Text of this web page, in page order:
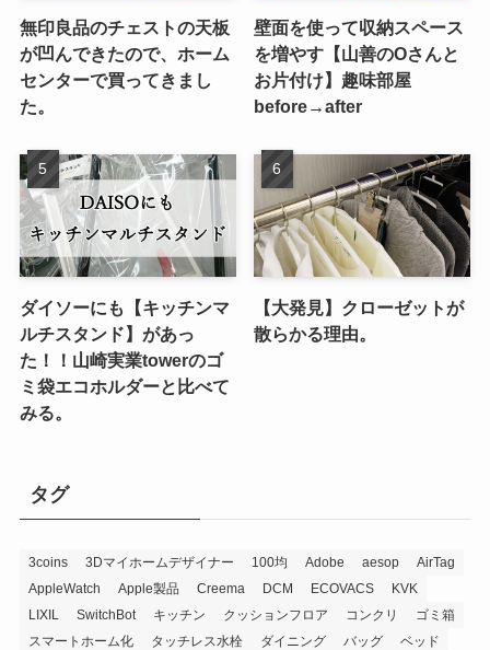
無印良品のチェストの天板
が凹んできたので、ホーム
センターで買ってきまし
た。
壁面を使って収納スペース
を増やす【山善のOさんと
お片付け】趣味部屋
before→after
ダイソーにも【キッチンマ
ルチスタンド】があっ
た！！山崎実業towerのゴ
ミ袋エコホルダーと比べて
みる。
【大発見】クローゼットが
散らかる理由。
タグ
3coins 3Dマイホームデザイナー 100均 Adobe aesop
AirTag
AppleWatch
Apple製品 Creema DCM ECOVACS
KVK
LIXIL
SwitchBot キッチン クッションフロア コンクリ
ゴミ箱
スマートホーム化
タッチレス水栓 ダイニング バッグ
ベッド